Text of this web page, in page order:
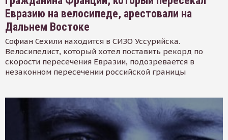
Евразию на велосипеде, арестовали на
Дальнем Востоке
Софиан Сехили находится в СИЗО Уссурийска.
Велосипедист, который хотел поставить рекорд по
скорости пересечения Евразии, подозревается в
незаконном пересечении российской границы